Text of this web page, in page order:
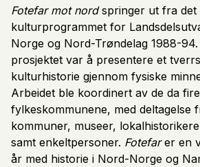
Fotefar mot nordspringer ut fra det
kulturprogrammet for
Norge og Nord-Trøndelag 1988-
prosjektet var å presentere et
kulturhistorie gjennom fysiske
Arbeidet ble koordinert av de da fire
fylkeskommunene, med deltagelse
kommuner, museer,
samt enkeltpersoner. Fotefarer en
år med historie i Nord-Norge og